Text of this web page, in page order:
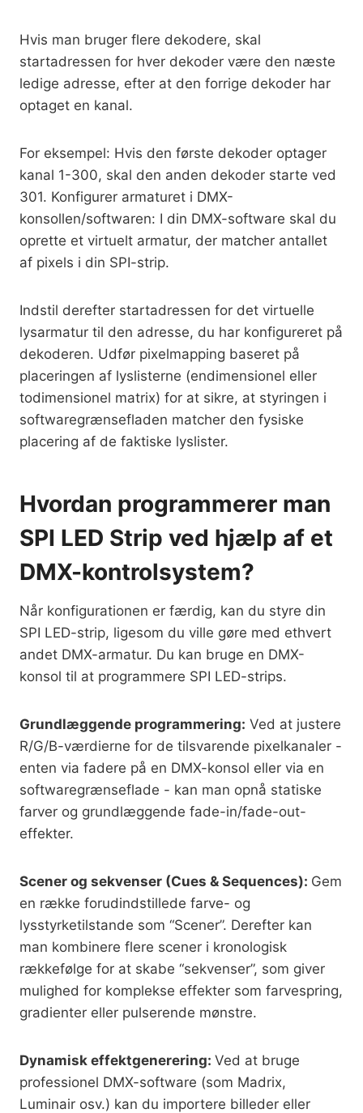
Hvis man bruger flere dekodere, skal
startadressen for hver dekoder være den næste
ledige adresse, efter at den forrige dekoder har
optaget en kanal.
For eksempel: Hvis den første dekoder optager
kanal 1-300, skal den anden dekoder starte ved
301. Konfigurer armaturet i DMX-
konsollen/softwaren: I din DMX-software skal du
oprette et virtuelt armatur, der matcher antallet
af pixels i din SPI-strip.
Indstil derefter startadressen for det virtuelle
lysarmatur til den adresse, du har konfigureret på
dekoderen. Udfør pixelmapping baseret på
placeringen af lyslisterne (endimensionel eller
todimensionel matrix) for at sikre, at styringen i
softwaregrænsefladen matcher den fysiske
placering af de faktiske lyslister.
Hvordan programmerer man
SPI LED Strip ved hjælp af et
DMX-kontrolsystem?
Når konfigurationen er færdig, kan du styre din
SPI LED-strip, ligesom du ville gøre med ethvert
andet DMX-armatur. Du kan bruge en DMX-
konsol til at programmere SPI LED-strips.
Grundlæggende programmering: Ved at justere
R/G/B-værdierne for de tilsvarende pixelkanaler -
enten via fadere på en DMX-konsol eller via en
softwaregrænseflade - kan man opnå statiske
farver og grundlæggende fade-in/fade-out-
effekter.
Scener og sekvenser (Cues & Sequences): Gem
en række forudindstillede farve- og
lysstyrketilstande som “Scener”. Derefter kan
man kombinere flere scener i kronologisk
rækkefølge for at skabe “sekvenser”, som giver
mulighed for komplekse effekter som farvespring,
gradienter eller pulserende mønstre.
Dynamisk effektgenerering: Ved at bruge
professionel DMX-software (som Madrix,
Luminair osv.) kan du importere billeder eller